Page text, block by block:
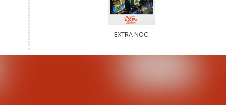
EXTRA NOC